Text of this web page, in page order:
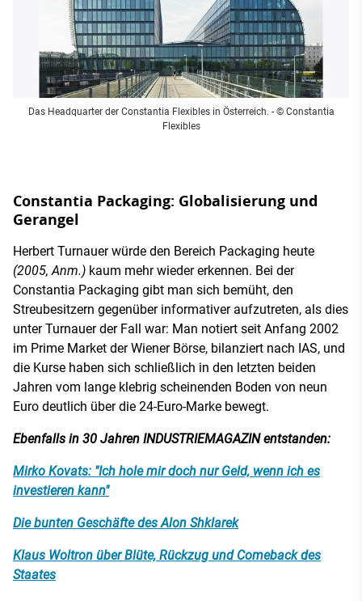
Das Headquarter der Constantia Flexibles in Österreich. - © Constantia
Flexibles
Constantia Packaging: Globalisierung und
Gerangel
Herbert Turnauer würde den Bereich Packaging heute
(2005, Anm.) kaum mehr wieder erkennen. Bei der
Constantia Packaging gibt man sich bemüht, den
Streubesitzern gegenüber informativer aufzutreten, als dies
unter Turnauer der Fall war: Man notiert seit Anfang 2002
im Prime Market der Wiener Börse, bilanziert nach IAS, und
die Kurse haben sich schließlich in den letzten beiden
Jahren vom lange klebrig scheinenden Boden von neun
Euro deutlich über die 24-Euro-Marke bewegt.
Ebenfalls in 30 Jahren INDUSTRIEMAGAZIN entstanden:
Mirko Kovats: "Ich hole mir doch nur Geld, wenn ich es
investieren kann"
Die bunten Geschäfte des Alon Shklarek
Klaus Woltron über Blüte, Rückzug und Comeback des
Staates